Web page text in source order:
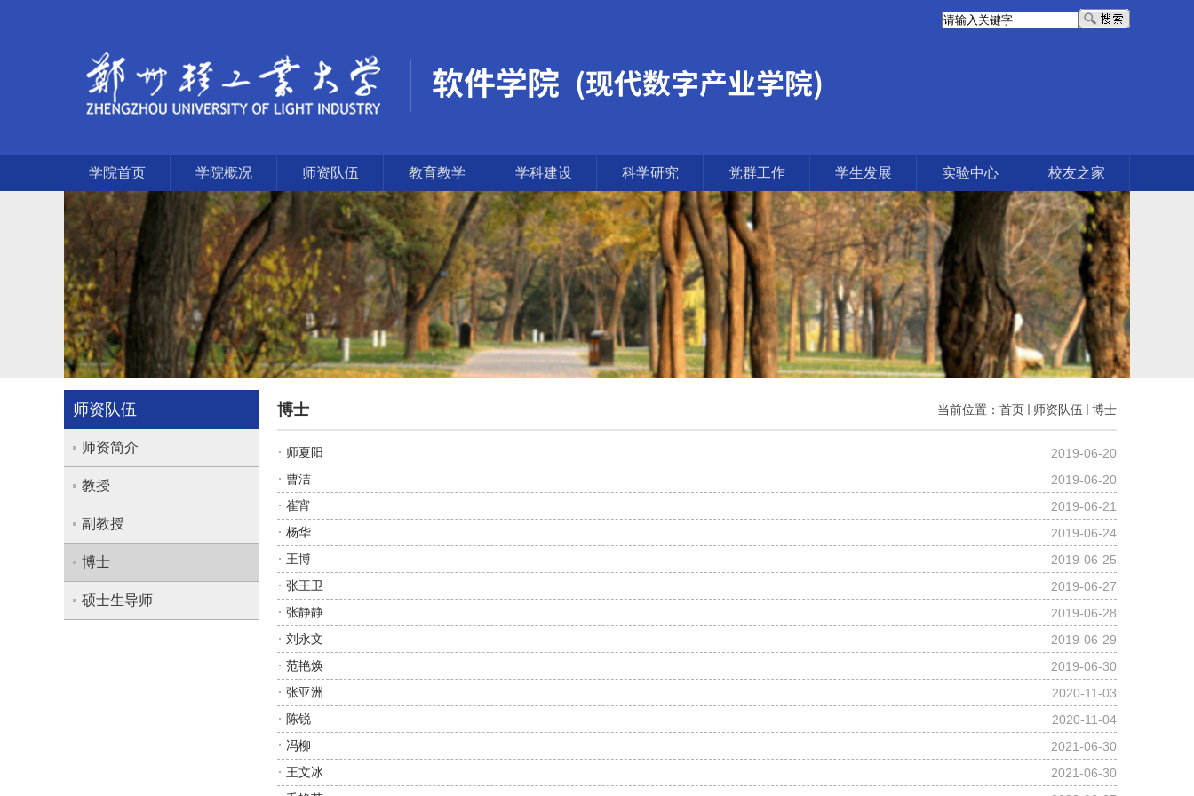
学院首页 学院概况 师资队伍 教育教学 学科建设 科学研究 党群工作 学生发展 实验中心 校友之家
师资队伍
师资简介
教授
副教授
博士
硕士生导师
博士 当前位置： 首页 师资队伍 博士
师夏阳
2019-06-20
曹洁
2019-06-20
崔宵
2019-06-21
杨华
2019-06-24
王博
2019-06-25
张王卫
2019-06-27
张静静
2019-06-28
刘永文
2019-06-29
范艳焕
2019-06-30
张亚洲
2020-11-03
陈锐
2020-11-04
冯柳
2021-06-30
王文冰
2021-06-30